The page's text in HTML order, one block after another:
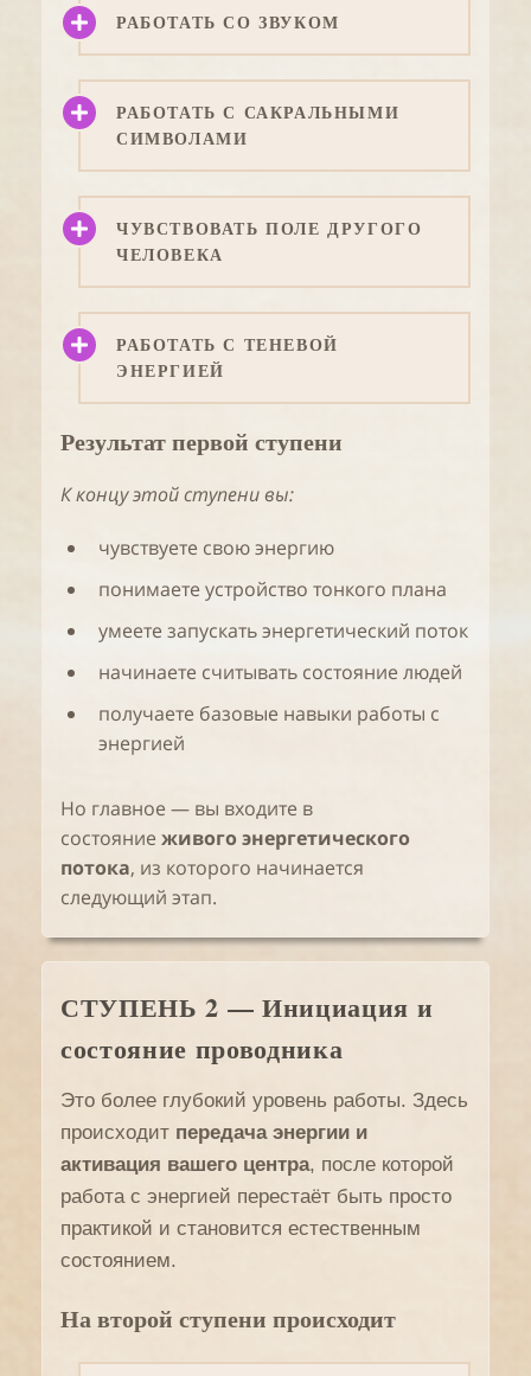
РАБОТАТЬ СО ЗВУКОМ
РАБОТАТЬ С САКРАЛЬНЫМИ
СИМВОЛАМИ
ЧУВСТВОВАТЬ ПОЛЕ ДРУГОГО
ЧЕЛОВЕКА
РАБОТАТЬ С ТЕНЕВОЙ
ЭНЕРГИЕЙ
Результат первой ступени
К концу этой ступени вы:
чувствуете свою энергию
понимаете устройство тонкого плана
умеете запускать энергетический поток
начинаете считывать состояние людей
получаете базовые навыки работы с
энергией
Но главное — вы входите в
состояние живого энергетического
потока, из которого начинается
следующий этап.
СТУПЕНЬ 2 — Инициация и
состояние проводника
Это более глубокий уровень работы. Здесь
происходит передача энергии и
активация вашего центра, после которой
работа с энергией перестаёт быть просто
практикой и становится естественным
состоянием.
На второй ступени происходит